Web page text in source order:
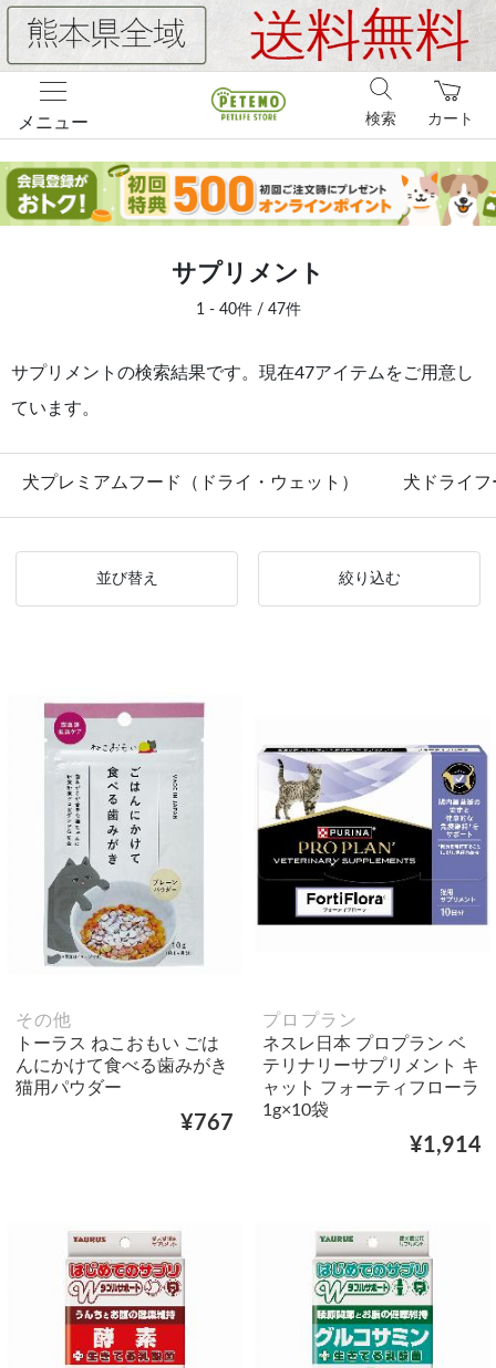
メニュー カート
検索
サプリメント
1 - 40件 / 47件
サプリメントの検索結果です。現在47アイテムをご用意し
ています。
犬プレミアムフード（ドライ・ウェット） 犬ドライフ
並び替え 絞り込む
その他
トーラス ねこおもい ごは
んにかけて食べる歯みがき
猫用パウダー
¥767
プロプラン
ネスレ日本 プロプラン ベ
テリナリーサプリメント キ
ャット フォーティフローラ
1g×10袋
¥1,914